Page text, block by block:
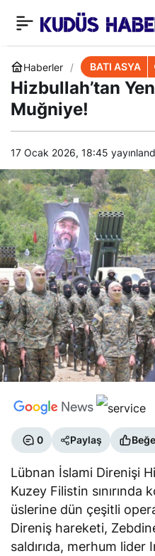
Haberler BATI ASYA
Hizbullah’tan
Muğniye!
17 Ocak 2026, 18:45
0 Paylaş
Lübnan İslami Direnişi
Kuzey Filistin sınırında
üslerine dün çeşitli
Direniş hareketi,
saldırıda, merhum lider
İsrailli General:
Hizbullah’a Karşı
Savunmasızız